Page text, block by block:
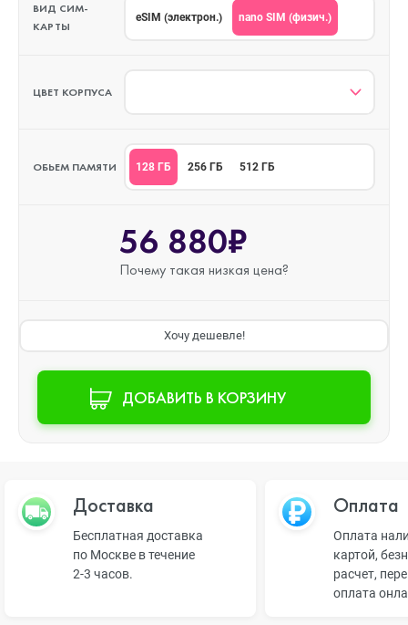
ВИД СИМ-
КАРТЫ
eSIM (электрон.) nano SIM (физич.)
ЦВЕТ КОРПУСА
ОБЬЕМ ПАМЯТИ 128 ГБ 256 ГБ 512 ГБ
56 880₽
Почему такая низкая цена?
Хочу дешевле!
ДОБАВИТЬ В КОРЗИНУ
Доставка
Бесплатная доставка
по Москве в течение
2-3 часов.
Оплата
Оплата
картой,
расчет,
оплата